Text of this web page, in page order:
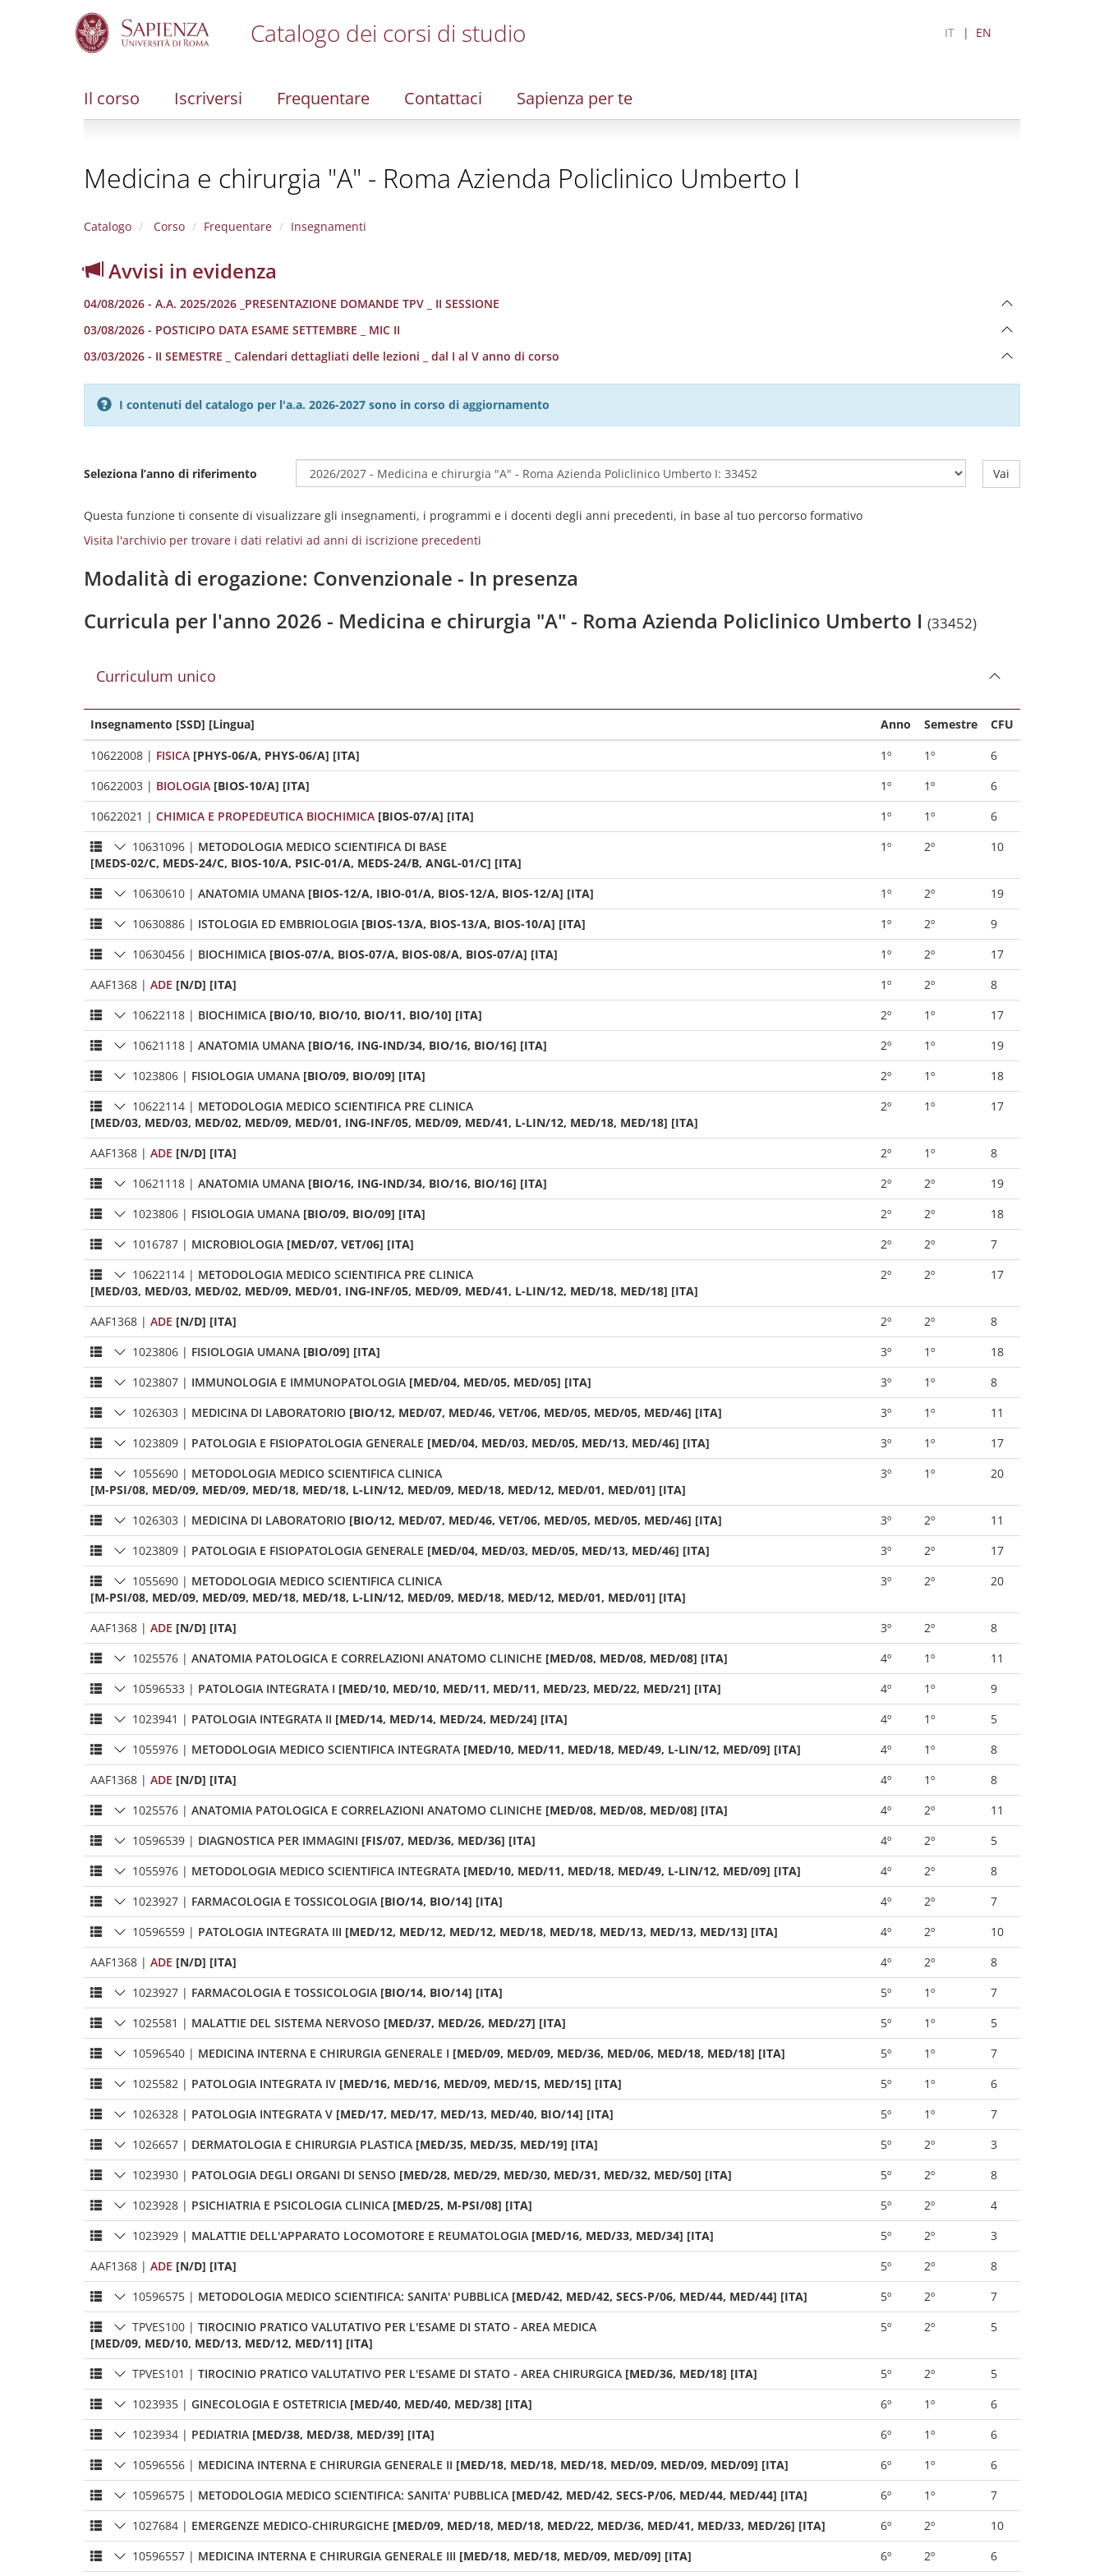
Catalogo dei corsi di studio IT EN
Il corso Iscriversi Frequentare Contattaci Sapienza per te
Medicina e chirurgia "A" - Roma Azienda Policlinico Umberto I
Catalogo Corso Frequentare Insegnamenti
Avvisi in evidenza
04/08/2026 - A.A. 2025/2026 _PRESENTAZIONE DOMANDE TPV _ II SESSIONE
03/08/2026 - POSTICIPO DATA ESAME SETTEMBRE _ MIC II
03/03/2026 - II SEMESTRE _ Calendari dettagliati delle lezioni _ dal I al V anno di corso
I contenuti del catalogo per l'a.a. 2026-2027 sono in corso di aggiornamento
Seleziona l’anno di riferimento Vai
Questa funzione ti consente di visualizzare gli insegnamenti, i programmi e i docenti degli anni precedenti, in base al tuo percorso formativo
Visita l'archivio per trovare i dati relativi ad anni di iscrizione precedenti
Modalità di erogazione: Convenzionale - In presenza
Curricula per l'anno 2026 - Medicina e chirurgia "A" - Roma Azienda Policlinico Umberto I (33452)
Curriculum unico
Insegnamento [SSD] [Lingua] Anno Semestre
CFU
10622008 | FISICA [PHYS-06/A, PHYS-06/A] [ITA] 1º 1º
6
10622003 | BIOLOGIA [BIOS-10/A] [ITA] 1º 1º
6
10622021 | CHIMICA E PROPEDEUTICA BIOCHIMICA [BIOS-07/A] [ITA] 1º 1º
6
10631096 |
METODOLOGIA MEDICO SCIENTIFICA DI BASE
[MEDS-02/C, MEDS-24/C, BIOS-10/A, PSIC-01/A, MEDS-24/B, ANGL-01/C] [ITA]
1º 2º 10
10630610 | ANATOMIA UMANA [BIOS-12/A, IBIO-01/A, BIOS-12/A, BIOS-12/A] [ITA] 1º 2º
19
10630886 | ISTOLOGIA ED EMBRIOLOGIA [BIOS-13/A, BIOS-13/A, BIOS-10/A] [ITA] 1º 2º
9
10630456 | BIOCHIMICA [BIOS-07/A, BIOS-07/A, BIOS-08/A, BIOS-07/A] [ITA] 1º 2º
17
AAF1368 | ADE [N/D] [ITA] 1º 2º
8
10622118 | BIOCHIMICA [BIO/10, BIO/10, BIO/11, BIO/10] [ITA] 2º 1º
17
10621118 | ANATOMIA UMANA [BIO/16, ING-IND/34, BIO/16, BIO/16] [ITA] 2º 1º
19
1023806 | FISIOLOGIA UMANA [BIO/09, BIO/09] [ITA] 2º 1º
18
10622114 | METODOLOGIA MEDICO SCIENTIFICA PRE CLINICA
[MED/03, MED/03, MED/02, MED/09, MED/01, ING-INF/05, MED/09, MED/41, L-LIN/12, MED/18, MED/18] [ITA]
2º 1º 17
AAF1368 | ADE [N/D] [ITA] 2º 1º
8
10621118 | ANATOMIA UMANA [BIO/16, ING-IND/34, BIO/16, BIO/16] [ITA] 2º 2º
19
1023806 | FISIOLOGIA UMANA [BIO/09, BIO/09] [ITA] 2º 2º
18
1016787 | MICROBIOLOGIA [MED/07, VET/06] [ITA] 2º 2º
7
10622114 | METODOLOGIA MEDICO SCIENTIFICA PRE CLINICA
[MED/03, MED/03, MED/02, MED/09, MED/01, ING-INF/05, MED/09, MED/41, L-LIN/12, MED/18, MED/18] [ITA]
2º 2º 17
AAF1368 | ADE [N/D] [ITA] 2º 2º
8
1023806 | FISIOLOGIA UMANA [BIO/09] [ITA] 3º 1º
18
1023807 | IMMUNOLOGIA E IMMUNOPATOLOGIA [MED/04, MED/05, MED/05] [ITA] 3º 1º
8
1026303 | MEDICINA DI LABORATORIO [BIO/12, MED/07, MED/46, VET/06, MED/05, MED/05, MED/46] [ITA] 3º 1º
11
1023809 | PATOLOGIA E FISIOPATOLOGIA GENERALE [MED/04, MED/03, MED/05, MED/13, MED/46] [ITA] 3º 1º
17
1055690 | METODOLOGIA MEDICO SCIENTIFICA CLINICA
[M-PSI/08, MED/09, MED/09, MED/18, MED/18, L-LIN/12, MED/09, MED/18, MED/12, MED/01, MED/01] [ITA]
3º 1º 20
1026303 | MEDICINA DI LABORATORIO [BIO/12, MED/07, MED/46, VET/06, MED/05, MED/05, MED/46] [ITA] 3º 2º
11
1023809 | PATOLOGIA E FISIOPATOLOGIA GENERALE [MED/04, MED/03, MED/05, MED/13, MED/46] [ITA] 3º 2º
17
1055690 | METODOLOGIA MEDICO SCIENTIFICA CLINICA
[M-PSI/08, MED/09, MED/09, MED/18, MED/18, L-LIN/12, MED/09, MED/18, MED/12, MED/01, MED/01] [ITA]
3º 2º 20
AAF1368 | ADE [N/D] [ITA] 3º 2º
8
1025576 | ANATOMIA PATOLOGICA E CORRELAZIONI ANATOMO CLINICHE [MED/08, MED/08, MED/08] [ITA] 4º 1º
11
10596533 | PATOLOGIA INTEGRATA I [MED/10, MED/10, MED/11, MED/11, MED/23, MED/22, MED/21] [ITA] 4º 1º
9
1023941 | PATOLOGIA INTEGRATA II [MED/14, MED/14, MED/24, MED/24] [ITA] 4º 1º
5
1055976 | METODOLOGIA MEDICO SCIENTIFICA INTEGRATA [MED/10, MED/11, MED/18, MED/49, L-LIN/12, MED/09] [ITA] 4º 1º
8
AAF1368 | ADE [N/D] [ITA] 4º 1º
8
1025576 | ANATOMIA PATOLOGICA E CORRELAZIONI ANATOMO CLINICHE [MED/08, MED/08, MED/08] [ITA] 4º 2º
11
10596539 | DIAGNOSTICA PER IMMAGINI [FIS/07, MED/36, MED/36] [ITA] 4º 2º
5
1055976 | METODOLOGIA MEDICO SCIENTIFICA INTEGRATA [MED/10, MED/11, MED/18, MED/49, L-LIN/12, MED/09] [ITA] 4º 2º
8
1023927 | FARMACOLOGIA E TOSSICOLOGIA [BIO/14, BIO/14] [ITA] 4º 2º
7
10596559 | PATOLOGIA INTEGRATA III [MED/12, MED/12, MED/12, MED/18, MED/18, MED/13, MED/13, MED/13] [ITA] 4º 2º
10
AAF1368 | ADE [N/D] [ITA] 4º 2º
8
1023927 | FARMACOLOGIA E TOSSICOLOGIA [BIO/14, BIO/14] [ITA] 5º 1º
7
1025581 | MALATTIE DEL SISTEMA NERVOSO [MED/37, MED/26, MED/27] [ITA] 5º 1º
5
10596540 | MEDICINA INTERNA E CHIRURGIA GENERALE I [MED/09, MED/09, MED/36, MED/06, MED/18, MED/18] [ITA] 5º 1º
7
1025582 | PATOLOGIA INTEGRATA IV [MED/16, MED/16, MED/09, MED/15, MED/15] [ITA] 5º 1º
6
1026328 | PATOLOGIA INTEGRATA V [MED/17, MED/17, MED/13, MED/40, BIO/14] [ITA] 5º 1º
7
1026657 | DERMATOLOGIA E CHIRURGIA PLASTICA [MED/35, MED/35, MED/19] [ITA] 5º 2º
3
1023930 | PATOLOGIA DEGLI ORGANI DI SENSO [MED/28, MED/29, MED/30, MED/31, MED/32, MED/50] [ITA] 5º 2º
8
1023928 | PSICHIATRIA E PSICOLOGIA CLINICA [MED/25, M-PSI/08] [ITA] 5º 2º
4
1023929 | MALATTIE DELL'APPARATO LOCOMOTORE E REUMATOLOGIA [MED/16, MED/33, MED/34] [ITA] 5º 2º
3
AAF1368 | ADE [N/D] [ITA] 5º 2º
8
10596575 | METODOLOGIA MEDICO SCIENTIFICA: SANITA' PUBBLICA [MED/42, MED/42, SECS-P/06, MED/44, MED/44] [ITA] 5º 2º
7
TPVES100 | TIROCINIO PRATICO VALUTATIVO PER L'ESAME DI STATO - AREA MEDICA
[MED/09, MED/10, MED/13, MED/12, MED/11] [ITA]
5º 2º 5
TPVES101 | TIROCINIO PRATICO VALUTATIVO PER L'ESAME DI STATO - AREA CHIRURGICA [MED/36, MED/18] [ITA] 5º 2º
5
1023935 | GINECOLOGIA E OSTETRICIA [MED/40, MED/40, MED/38] [ITA] 6º 1º
6
1023934 | PEDIATRIA [MED/38, MED/38, MED/39] [ITA] 6º 1º
6
10596556 | MEDICINA INTERNA E CHIRURGIA GENERALE II [MED/18, MED/18, MED/18, MED/09, MED/09, MED/09] [ITA] 6º 1º
6
10596575 | METODOLOGIA MEDICO SCIENTIFICA: SANITA' PUBBLICA [MED/42, MED/42, SECS-P/06, MED/44, MED/44] [ITA] 6º 1º
7
1027684 | EMERGENZE MEDICO-CHIRURGICHE [MED/09, MED/18, MED/18, MED/22, MED/36, MED/41, MED/33, MED/26] [ITA] 6º 2º
10
10596557 | MEDICINA INTERNA E CHIRURGIA GENERALE III [MED/18, MED/18, MED/09, MED/09] [ITA] 6º 2º 6